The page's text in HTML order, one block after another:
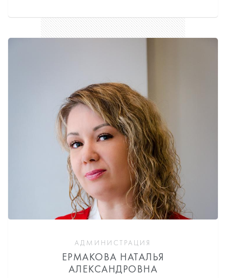
АДМИНИСТРАЦИЯ
ЕРМАКОВА НАТАЛЬЯ
АЛЕКСАНДРОВНА